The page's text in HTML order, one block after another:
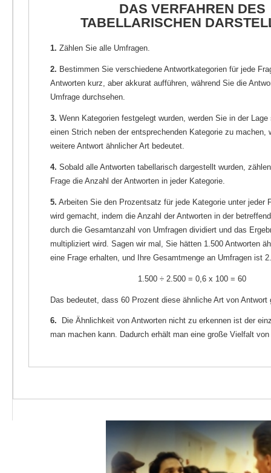
DAS VERFAHREN DES
TABELLARISCHEN
1. Zählen Sie alle Umfragen.
2. Bestimmen Sie verschiedene Antwortkategorien für jede
Antworten kurz, aber akkurat aufführen, während Sie die
Umfrage durchsehen.
3. Wenn Kategorien festgelegt wurden, werden Sie in der
einen Strich neben der entsprechenden Kategorie zu machen,
weitere Antwort ähnlicher Art bedeutet.
4. Sobald alle Antworten tabellarisch dargestellt wurden,
Frage die Anzahl der Antworten in jeder Kategorie.
5. Arbeiten Sie den Prozentsatz für jede Kategorie unter jeder
wird gemacht, indem die Anzahl der Antworten in der
durch die Gesamtanzahl von Umfragen dividiert und das
multipliziert wird. Sagen wir mal, Sie hätten 1.500 Antworten
eine Frage erhalten, und Ihre Gesamtmenge an Umfragen ist
1.500 ÷ 2.500 = 0,6 x 100 = 60
Das bedeutet, dass 60 Prozent diese ähnliche Art von Antwort
6.
Die Ähnlichkeit von Antworten nicht zu erkennen ist der
man machen kann. Dadurch erhält man eine große Vielfalt